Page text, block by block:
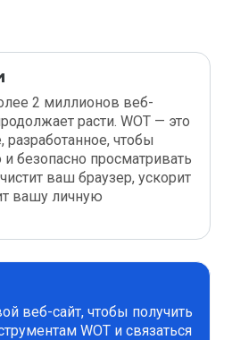
2 миллионов веб-
расти. WOT — это
чтобы
безопасно просматривать
ваш браузер, ускорит
вашу личную
веб-сайт, чтобы получить
WOT и связаться